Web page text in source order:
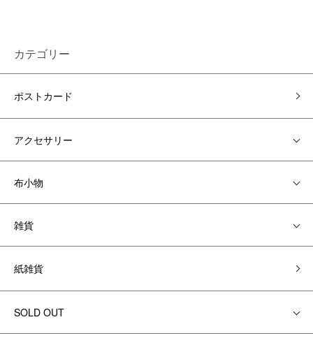
カテゴリー
ポストカード
アクセサリー
布小物
雑貨
紙雑貨
SOLD OUT